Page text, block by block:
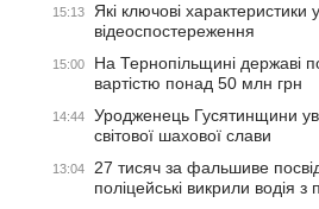
15:13
Які ключові
відеоспостереження
15:00
На Тернопільщині державі
вартістю понад 50 млн грн
14:44
Уродженець Гусятинщини
світової шахової слави
13:04
27 тисяч за фальшиве
поліцейські викрили водія з